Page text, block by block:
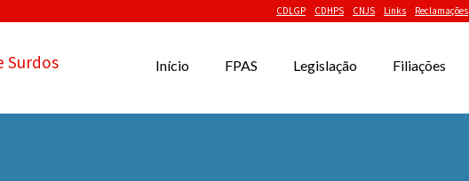
CDLGP CDHPS CNJS Links Reclamações
Surdos Início FPAS Legislação Filiações